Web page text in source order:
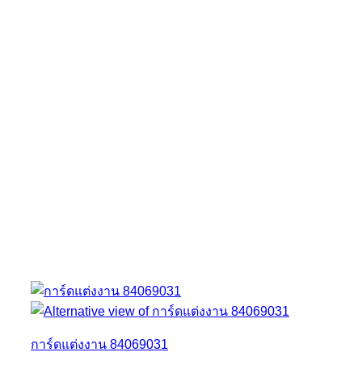
การ์ดแต่งงาน 84069031